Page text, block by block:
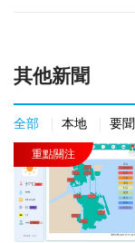
其他新聞
全部 本地 要聞